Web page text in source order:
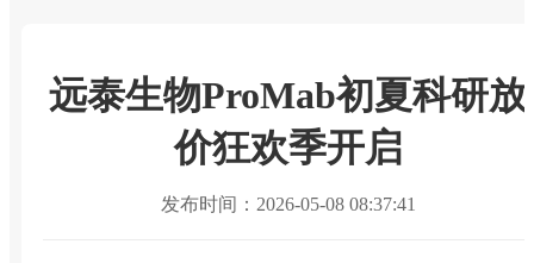
远泰生物ProMab初夏科研放
价狂欢季开启
发布时间：2026-05-08 08:37:41